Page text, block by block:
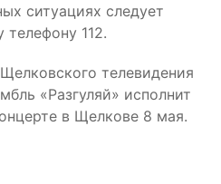
ситуациях следует
112.
телевидения
«Разгуляй» исполнит
в Щелкове 8 мая.